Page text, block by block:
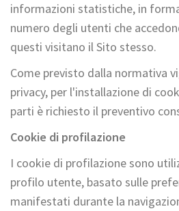
informazioni statistiche, in
numero degli utenti che
questi visitano il Sito stesso.
Come previsto dalla normativa
privacy, per l'installazione di
parti è richiesto il preventivo
Cookie di profilazione
I cookie di profilazione sono
profilo utente, basato sulle
manifestati durante la